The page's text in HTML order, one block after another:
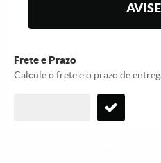
Frete e Prazo
Calcule o frete e o prazo de